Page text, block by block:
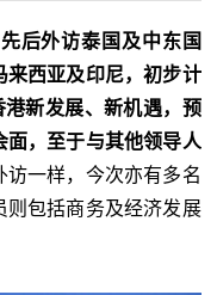
后外访泰国及中东国
来西亚及印尼，初步计
新发展、新机遇，预
，至于与其他领导人
访一样，今次亦有多名
则包括商务及经济发展